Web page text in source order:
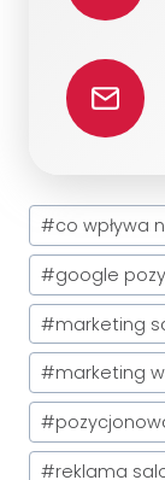
Tagi
wpisu:
#co wpływa
#google
#marketing
#marketing
#
#reklama